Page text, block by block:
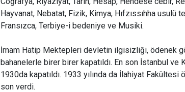
Hayvanat, Nebatat, Fizik, Kimya, Hıfzıssıhha usulü
Fransızca, Terbiye-i bedeniye ve Musiki.
İmam Hatip Mektepleri devletin ilgisizliği, ödenek
bahanelerle birer birer kapatıldı. En son İstanbul ve
1930da kapatıldı. 1933 yılında da İlahiyat
son verdi.